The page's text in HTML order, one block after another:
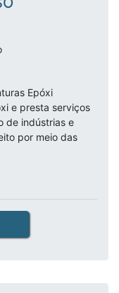
Epóxi
e presta serviços
de indústrias e
por meio das